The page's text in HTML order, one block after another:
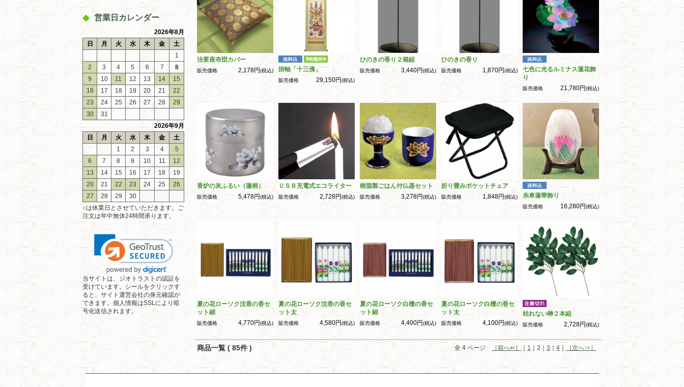
営業日カレンダー
2026年8月
日
月 火 水 木 金
土
1
2
3 4 5 6 7
8
9
10 11 12 13 14
15
16
17 18 19 20 21
22
23
24 25 26 27 28
29
30
31
2026年9月
日
月 火 水 木 金
土
1
2 3 4
5
6
7 8 9 10 11
12
13
14 15 16 17 18
19
20
21 22 23 24 25
26
27
28 29
30
■は休業日とさせていただきます。ご
注文は年中無休24時間承ります。
当サイトは、ジオトラストの認証を
受けています。シールをクリックす
ると、サイト運営会社の身元確認が
できます。個人情報はSSLにより暗
号化送信されます。
法要座布団カバー
販売価格 2,178円(税込) 掛軸「十三佛」
販売価格 29,150円(税込)
ひのきの香り２箱組
販売価格 3,440円(税込)
ひのきの香り
販売価格 1,870円(税込)
七色に光るルミナス蓮花飾
り
販売価格 21,780円(税込)
香炉の灰ふるい（蓮柄）
販売価格 5,478円(税込)
ＵＳＢ充電式エコライター
販売価格 2,728円(税込)
樹脂製ごはん付仏器セット
販売価格 3,278円(税込)
折り畳みポケットチェア
販売価格 1,848円(税込) 糸車蓮華飾り
販売価格 16,280円(税込)
夏の花ローソク沈香の香セ
ット細
販売価格 4,770円(税込)
夏の花ローソク沈香の香セ
ット太
販売価格 4,580円(税込)
夏の花ローソク白檀の香セ
ット細
販売価格 4,400円(税込)
夏の花ローソク白檀の香セ
ット太
販売価格 4,100円(税込)
枯れない榊２本組
販売価格 2,728円(税込)
商品一覧 ( 85件 ) 全 4 ページ ［前へ⇐］ 1 ｜2｜ 3 4 ［次へ⇒］